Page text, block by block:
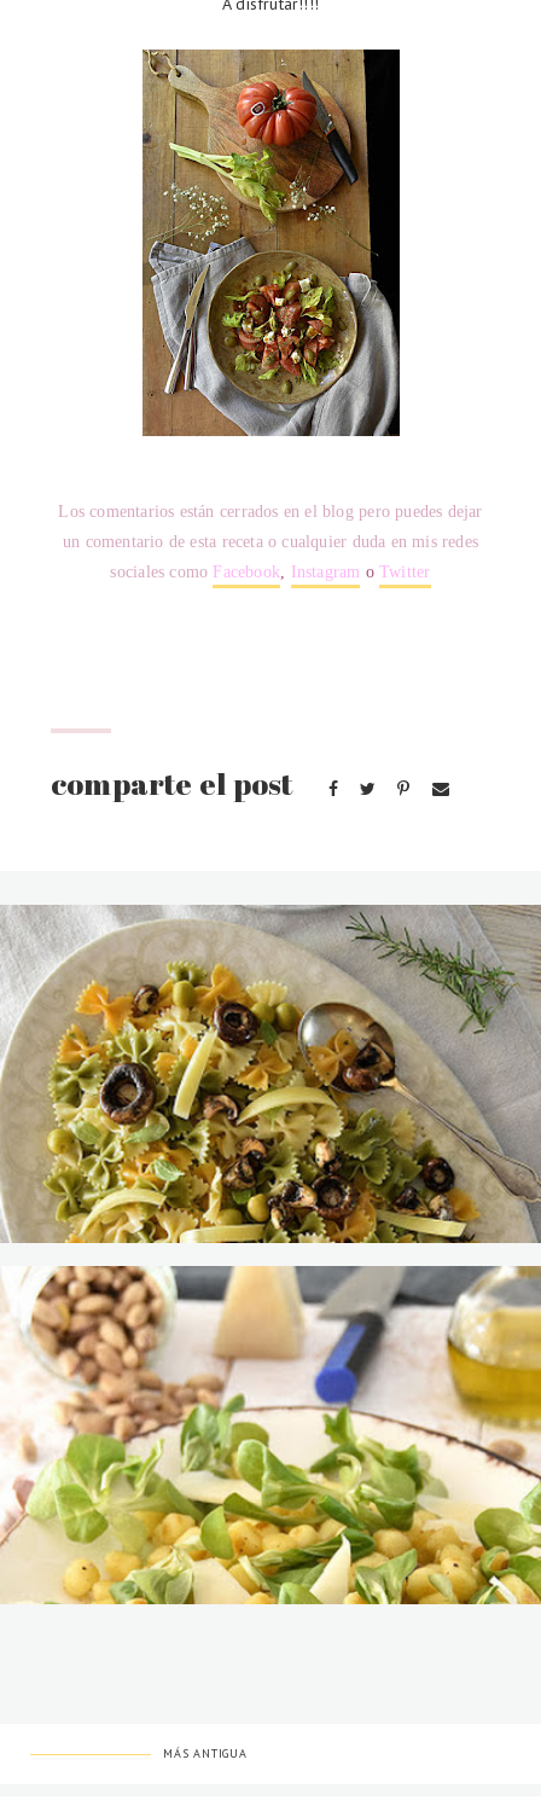
Los comentarios están cerrados en el blog pero puedes dejar
un comentario de esta receta o cualquier duda en mis redes
sociales como Facebook, Instagram oTwitter
MÁS ANTIGUA